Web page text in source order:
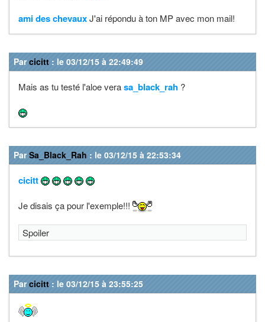
ami des chevauxJ'ai répondu à ton MP avec mon mail!
Parcicitt : le 03/12/15 à 22:49:49
Mais as tu testé l'aloe verasa_black_rah ?
ParSa_Black_Rah : le 03/12/15 à 22:53:34
cicitt
Je disais ça pour l'exemple!!!
Spoiler
Parcicitt : le 03/12/15 à 23:55:25